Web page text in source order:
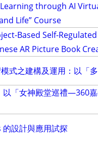
through AI
Life” Course
Based Self-
AR Picture Book
式之建構及運用：以「
「女神殿堂巡禮—360
設計與應用試探